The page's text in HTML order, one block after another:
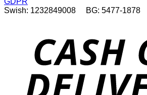
Swish: 1232849008 BG: 5477-1878